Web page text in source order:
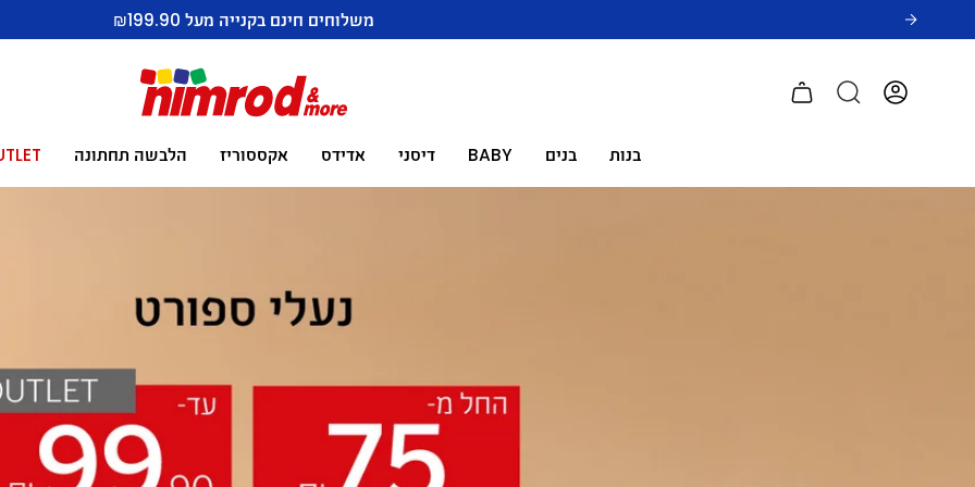
לתוכן
עלות משלוח לבית הלקוח ₪29
חשבון
בנות בנים BABY דיסני אדידס אקססוריז הלבשה תחתונה